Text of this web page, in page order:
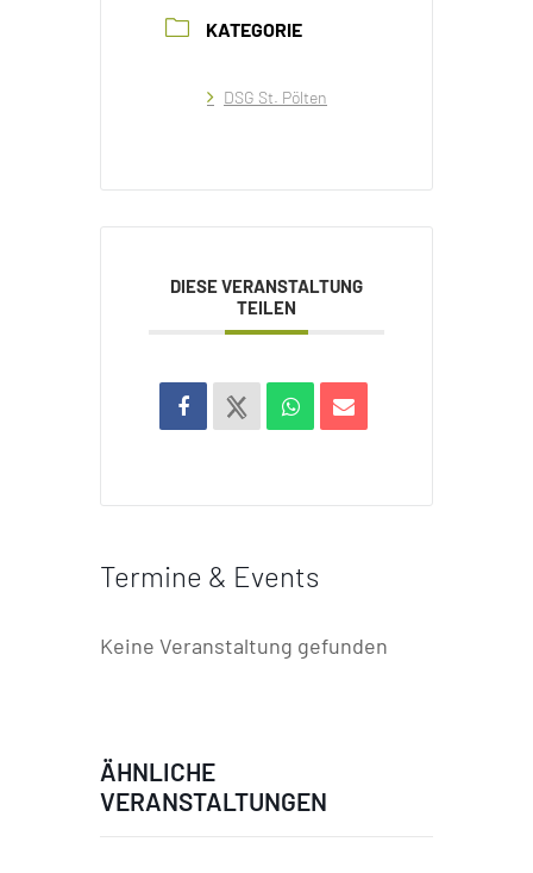
KATEGORIE
DSG St. Pölten
DIESE VERANSTALTUNG
TEILEN
Termine & Events
Keine Veranstaltung gefunden
ÄHNLICHE
VERANSTALTUNGEN